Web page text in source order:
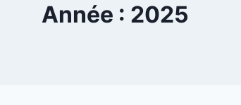
Année : 2025